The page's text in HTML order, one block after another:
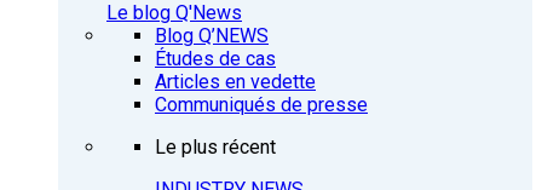
Le blog Q'News
Blog Q’NEWS
Études de cas
Articles en vedette
Communiqués de presse
Le plus récent